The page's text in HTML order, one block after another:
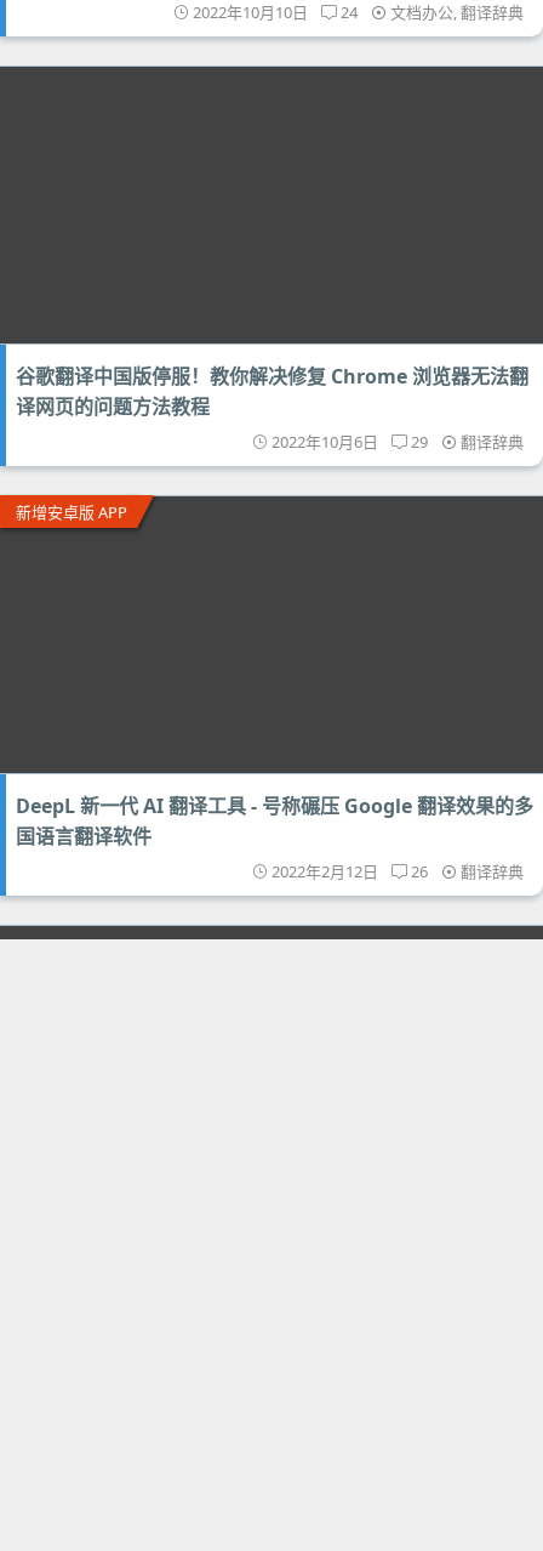
2022年10月10日 24 文档办公,翻译辞典
谷歌翻译中国版停服！教你解决修复 Chrome 浏览器无法翻
译网页的问题方法教程
2022年10月6日 29 翻译辞典
新增安卓版 APP
DeepL 新一代 AI 翻译工具 - 号称碾压 Google 翻译效果的多
国语言翻译软件
2022年2月12日 26 翻译辞典